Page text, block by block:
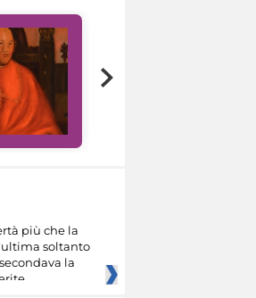
più che la
soltanto
la